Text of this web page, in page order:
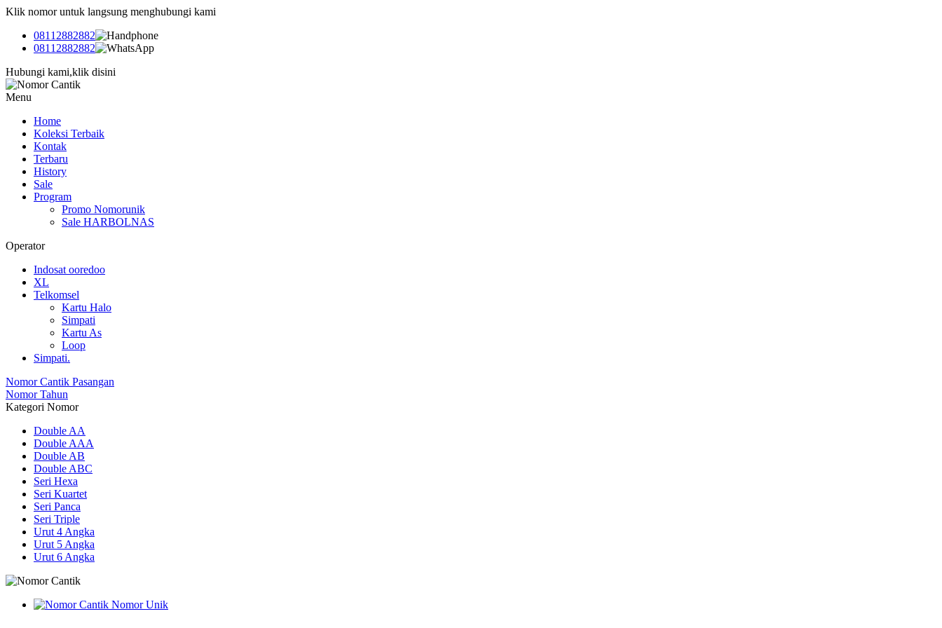
Klik nomor untuk langsung menghubungi kami
08112882882
08112882882
Hubungi kami,klik disini
Menu
Home
Koleksi Terbaik
Kontak
Terbaru
History
Sale
Program
Promo Nomorunik
Sale HARBOLNAS
Operator
Indosat ooredoo
XL
Telkomsel
Kartu Halo
Simpati
Kartu As
Loop
Simpati.
Nomor Cantik Pasangan
Nomor Tahun
Kategori Nomor
Double AA
Double AAA
Double AB
Double ABC
Seri Hexa
Seri Kuartet
Seri Panca
Seri Triple
Urut 4 Angka
Urut 5 Angka
Urut 6 Angka